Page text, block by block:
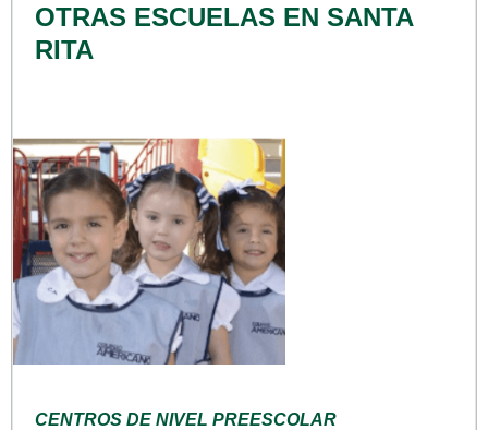
OTRAS ESCUELAS EN SANTA
RITA
CENTROS DE NIVEL PREESCOLAR